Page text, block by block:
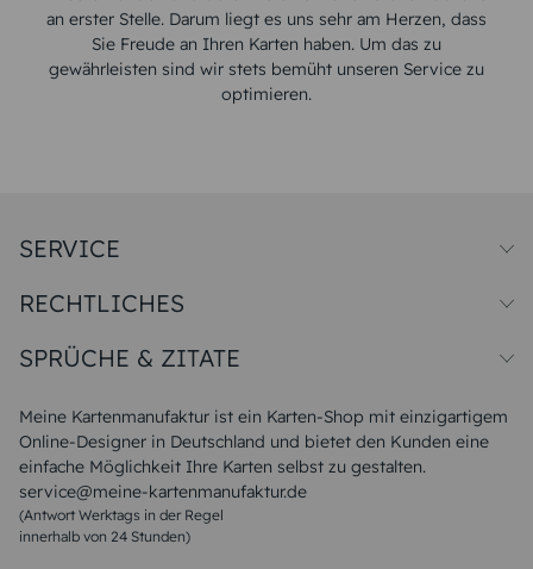
an erster Stelle. Darum liegt es uns sehr am Herzen, dass
Sie Freude an Ihren Karten haben. Um das zu
gewährleisten sind wir stets bemüht unseren Service zu
optimieren.
Meine Kartenmanufaktur ist ein Karten-Shop mit einzigartigem
Online-Designer in Deutschland und bietet den Kunden eine
einfache Möglichkeit Ihre Karten selbst zu gestalten.
service@meine-kartenmanufaktur.de
(Antwort Werktags in der Regel
innerhalb von 24 Stunden)
SERVICE
Papiersorten
Unsere Produktion
Magazin
FAQ
RECHTLICHES
Widerrufsbelehrung
SPRÜCHE & ZITATE
Liebeskummer Sprüche
Sommer Sprüche
Muttertagssprüche
Sprüche zur Hochzeit
Sprüche zur Konfirmation & Kommunion
Weihnachtsgedichte